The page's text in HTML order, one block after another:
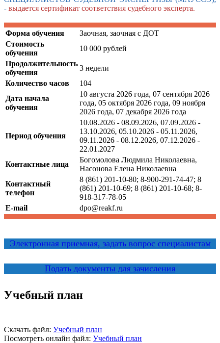
- выдается сертификат соответствия судебного эксперта.
Форма обучения
Заочная, заочная с ДОТ
Стоимость
обучения
10 000 рублей
Продолжительность
обучения
3 недели
Количество часов
104
Дата начала
обучения
10 августа 2026 года, 07 сентября 2026
года, 05 октября 2026 года, 09 ноября
2026 года, 07 декабря 2026 года
Период обучения
10.08.2026 - 08.09.2026, 07.09.2026 -
13.10.2026, 05.10.2026 - 05.11.2026,
09.11.2026 - 08.12.2026, 07.12.2026 -
22.01.2027
Контактные лица
Богомолова Людмила Николаевна,
Насонова Елена Николаевна
Контактный
телефон
8 (861) 201-10-80; 8-900-291-74-47; 8
(861) 201-10-69; 8 (861) 201-10-68; 8-
918-317-78-05
E-mail
dpo@reakf.ru
Электронная приемная, задать вопрос специалистам
Подать документы для зачисления
Учебный план
Скачать файл: Учебный план
Посмотреть онлайн файл: Учебный план